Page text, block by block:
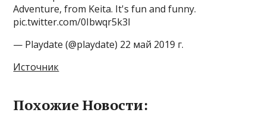
Adventure, from Keita. It's fun and funny.
pic.twitter.com/0Ibwqr5k3I
— Playdate (@playdate) 22 май 2019 г.
Источник
Похожие Новости: